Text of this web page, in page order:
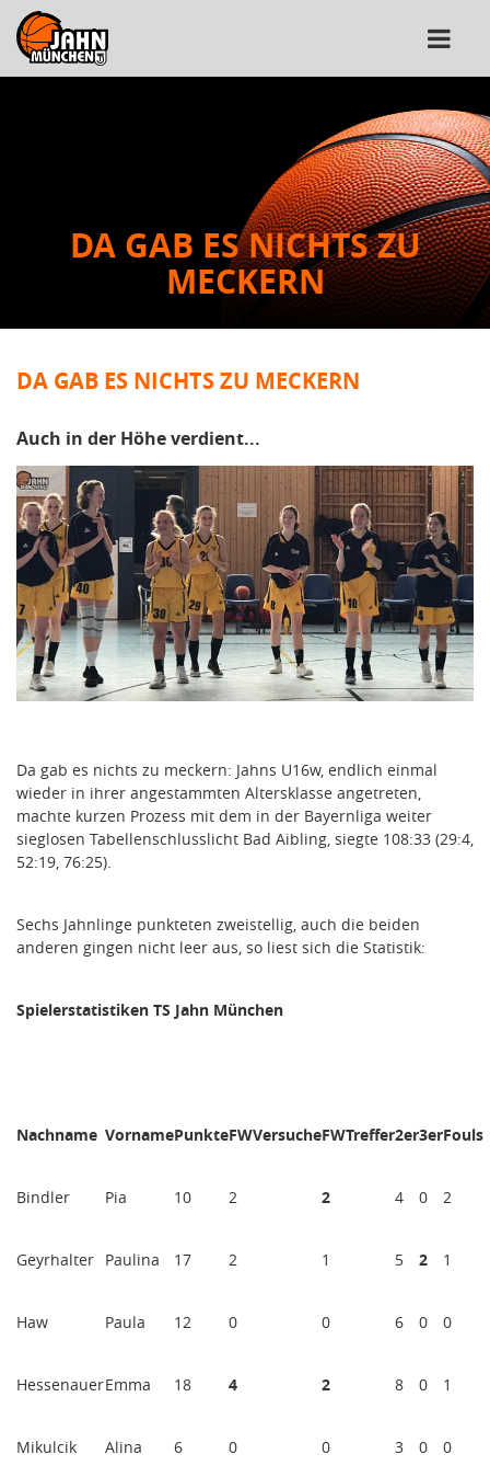
DA GAB ES NICHTS ZU
MECKERN
DA GAB ES NICHTS ZU MECKERN
Auch in der Höhe verdient...
Da gab es nichts zu meckern: Jahns U16w, endlich einmal
wieder in ihrer angestammten Altersklasse angetreten,
machte kurzen Prozess mit dem in der Bayernliga weiter
sieglosen Tabellenschlusslicht Bad Aibling, siegte 108:33 (29:4,
52:19, 76:25).
Sechs Jahnlinge punkteten zweistellig, auch die beiden
anderen gingen nicht leer aus, so liest sich die Statistik:
Spielerstatistiken TS Jahn München
Nachname VornamePunkteFWVersucheFWTreffer2er3erFouls
Bindler Pia 10 2 2 4 0 2
Geyrhalter Paulina 17 2 1 5 2 1
Haw Paula 12 0 0 6 0 0
HessenauerEmma 18 4 2 8 0 1
Mikulcik Alina 6 0 0 3 0 0